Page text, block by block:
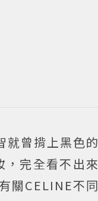
就曾揹上黑色的
完全看不出來
關CELINE不同